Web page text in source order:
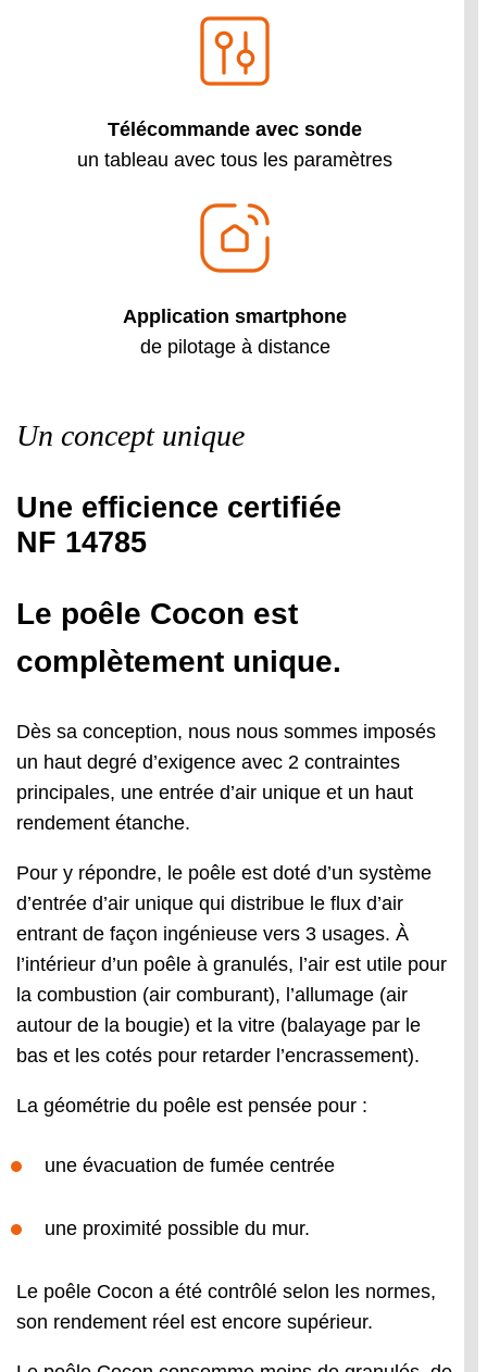
Télécommande avec sonde
un tableau avec tous les paramètres
Application smartphone
de pilotage à distance
Un concept unique
Une efficience certifiée
NF 14785
Le poêle Cocon est
complètement unique.
Dès sa conception, nous nous sommes imposés
un haut degré d’exigence avec 2 contraintes
principales, une entrée d’air unique et un haut
rendement étanche.
Pour y répondre, le poêle est doté d’un système
d’entrée d’air unique qui distribue le flux d’air
entrant de façon ingénieuse vers 3 usages. À
l’intérieur d’un poêle à granulés, l’air est utile pour
la combustion (air comburant), l’allumage (air
autour de la bougie) et la vitre (balayage par le
bas et les cotés pour retarder l’encrassement).
La géométrie du poêle est pensée pour :
une évacuation de fumée centrée
une proximité possible du mur.
Le poêle Cocon a été contrôlé selon les normes,
son rendement réel est encore supérieur.